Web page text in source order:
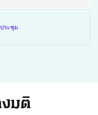
ระชุม
มติ